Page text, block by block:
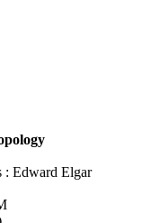
: Edward Elgar